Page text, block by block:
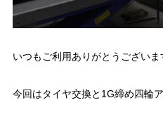
いつもご利用ありがとうございま
今回はタイヤ交換と1G締め四輪